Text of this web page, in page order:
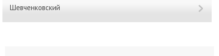
Шевченковский